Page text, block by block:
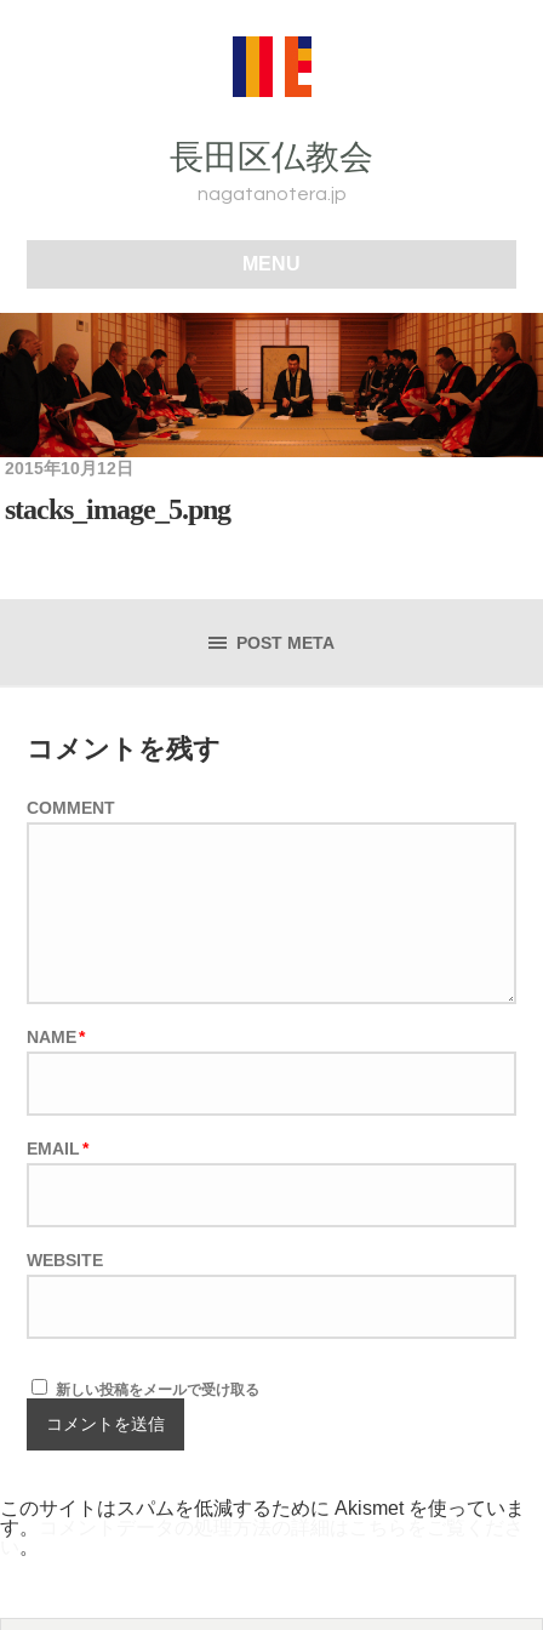
長田区仏教会
nagatanotera.jp
MENU
2015年10月12日
stacks_image_5.png
POST META
コメントを残す
COMMENT
NAME*
EMAIL *
WEBSITE
新しい投稿をメールで受け取る
このサイトはスパムを低減するために Akismet を使っていま
す。
。